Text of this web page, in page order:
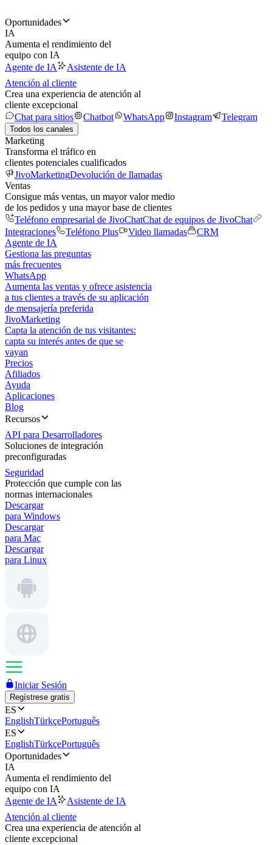
Oportunidades
IA
Aumenta el rendimiento del
equipo con IA
Agente de IA
Asistente de IA
Atención al cliente
Crea una experiencia de atención al
cliente excepcional
Chat para sitios
Chatbot WhatsApp Instagram Telegram
Todos los canales
Marketing
Transforma el tráfico en
clientes potenciales cualificados
JivoMarketingDevolución de llamadas
Ventas
Consigue más ventas, un mayor valor medio
de los pedidos y una mayor base de clientes
Teléfono empresarial de JivoChatChat de equipos de JivoChat
Integraciones
Teléfono Plus Video llamadas
CRM
Agente de IA
Gestiona las preguntas
más frecuentes
WhatsApp
Aumenta las ventas y ofrece asistencia
a tus clientes a través de su aplicación
de mensajería preferida
JivoMarketing
Capta la atención de tus visitantes:
capta su interés antes de que se
vayan
Precios
Afiliados
Ayuda
Aplicaciones
Blog
Recursos
API para Desarrolladores
Soluciones de integración
preconfiguradas
Seguridad
Protección que cumple con las
normas internacionales
Descargar
para Windows
Descargar
para Mac
Descargar
para Linux
Iniciar Sesión
Regístrese gratis
ES
EnglishTürkçePortuguês
ES
EnglishTürkçePortuguês
Oportunidades
IA
Aumenta el rendimiento del
equipo con IA
Agente de IA
Asistente de IA
Atención al cliente
Crea una experiencia de atención al
cliente excepcional